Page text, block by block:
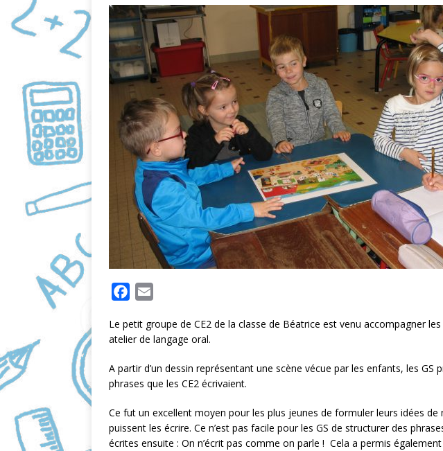
c
e
b
o
k
a
i
l
Le petit groupe de CE2 de la classe de Béatrice est venu accompagner
atelier de langage oral.
A partir d’un dessin représentant une scène vécue par les enfants, les GS
phrases que les CE2 écrivaient.
Ce fut un excellent moyen pour les plus jeunes de formuler leurs idées de
puissent les écrire. Ce n’est pas facile pour les GS de structurer des
écrites ensuite : On n’écrit pas comme on parle ! Cela a permis